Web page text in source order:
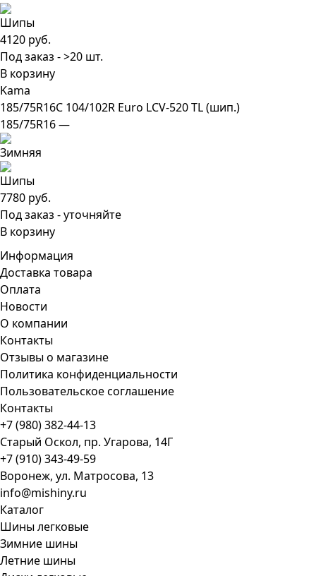
4120 руб.
Под заказ - >20 шт.
В корзину
Kama
185/75R16C 104/102R Euro LCV-520 TL (шип.)
185/75R16 —
7780 руб.
Под заказ - уточняйте
В корзину
Информация
Доставка товара
Оплата
Новости
О компании
Контакты
Отзывы о магазине
Политика конфиденциальности
Пользовательское соглашение
Контакты
+7 (980) 382-44-13
Старый Оскол, пр. Угарова, 14Г
+7 (910) 343-49-59
Воронеж, ул. Матросова, 13
info@mishiny.ru
Каталог
Шины легковые
Зимние шины
Летние шины